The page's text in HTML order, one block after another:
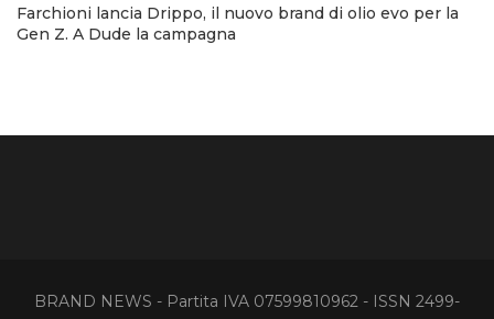
Farchioni lancia Drippo, il nuovo brand di olio evo per la
Gen Z. A Dude la campagna
BRAND NEWS - Partita IVA 07599810962 - ISSN 2499-